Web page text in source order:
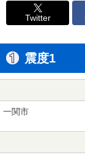
Twitter
震度1
一関市